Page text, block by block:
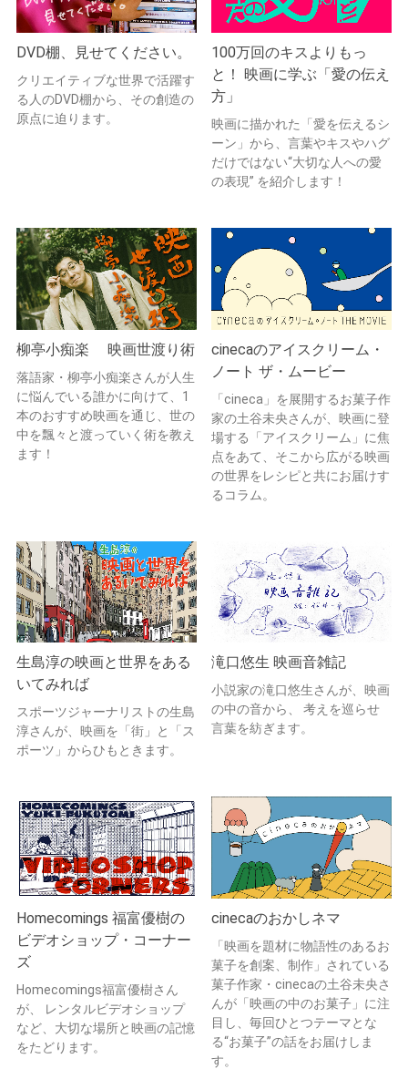
DVD棚、見せてください。
クリエイティブな世界で活躍す
る人のDVD棚から、その創造の
原点に迫ります。
100万回のキスよりもっ
と！ 映画に学ぶ「愛の伝え
方」
映画に描かれた「愛を伝えるシ
ーン」から、言葉やキスやハグ
だけではない“大切な人への愛
の表現” を紹介します！
柳亭小痴楽 映画世渡り術
落語家・柳亭小痴楽さんが人生
に悩んでいる誰かに向けて、1
本のおすすめ映画を通じ、世の
中を飄々と渡っていく術を教え
ます！
cinecaのアイスクリーム・
ノート ザ・ムービー
「cineca」を展開するお菓子作
家の土谷未央さんが、映画に登
場する「アイスクリーム」に焦
点をあて、そこから広がる映画
の世界をレシピと共にお届けす
るコラム。
生島淳の映画と世界をある
いてみれば
スポーツジャーナリストの生島
淳さんが、映画を「街」と「ス
ポーツ」からひもときます。
滝口悠生 映画音雑記
小説家の滝口悠生さんが、映画
の中の音から、 考えを巡らせ
言葉を紡ぎます。
Homecomings 福富優樹の
ビデオショップ・コーナー
ズ
Homecomings福富優樹さん
が、 レンタルビデオショップ
など、大切な場所と映画の記憶
をたどります。
cinecaのおかしネマ
「映画を題材に物語性のあるお
菓子を創案、制作」されている
菓子作家・cinecaの土谷未央さ
んが「映画の中のお菓子」に注
目し、毎回ひとつテーマとな
る“お菓子”の話をお届けしま
す。